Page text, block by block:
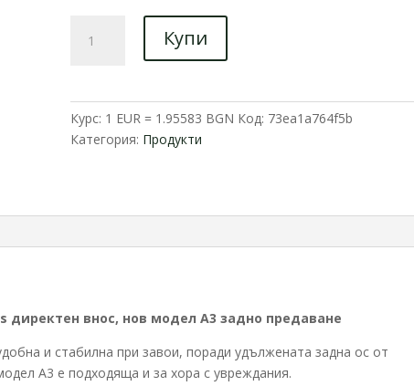
Електрическа
MaxMotors
предаване,
Купи
Курс: 1 EUR = 1.95583 BGN Код: 73ea1a764f5b
Категория: Продукти
директен внос, нов модел А3 задно предаване
и стабилна при завои, поради удължената задна ос от
А3 е подходяща и за хора с увреждания.